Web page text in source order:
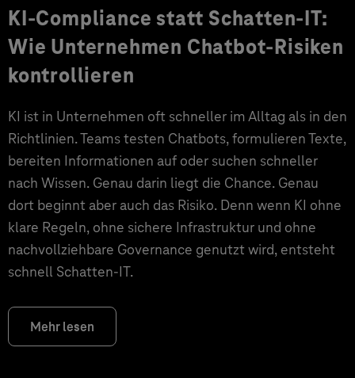
KI-Compliance statt Schatten-IT:
Wie Unternehmen Chatbot-Risiken
kontrollieren
KI ist in Unternehmen oft schneller im Alltag als in den
Richtlinien. Teams testen Chatbots, formulieren Texte,
bereiten Informationen auf oder suchen schneller
nach Wissen. Genau darin liegt die Chance. Genau
dort beginnt aber auch das Risiko. Denn wenn KI ohne
klare Regeln, ohne sichere Infrastruktur und ohne
nachvollziehbare Governance genutzt wird, entsteht
schnell Schatten-IT.
Mehr lesen